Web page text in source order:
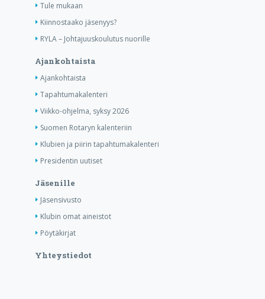
Tule mukaan
Kiinnostaako jäsenyys?
RYLA – Johtajuuskoulutus nuorille
Ajankohtaista
Ajankohtaista
Tapahtumakalenteri
Viikko-ohjelma, syksy 2026
Suomen Rotaryn kalenteriin
Klubien ja piirin tapahtumakalenteri
Presidentin uutiset
Jäsenille
Jäsensivusto
Klubin omat aineistot
Pöytäkirjat
Yhteystiedot